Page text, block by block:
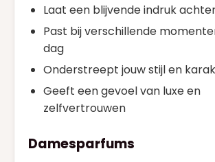
Laat een blijvende indruk
Past bij verschillende
dag
Onderstreept jouw stijl en
Geeft een gevoel van luxe en
zelfvertrouwen
Damesparfums